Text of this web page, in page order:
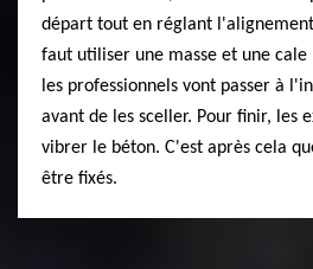
départ tout en réglant
faut utiliser une masse et une
les professionnels vont passer à
avant de les sceller. Pour finir, les
vibrer le béton. C'est après cela
être fixés.